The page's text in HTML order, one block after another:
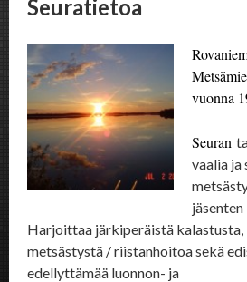
Seuratietoa
vuonna
Seuran
vaalia ja
jäsenten
Harjoittaa järkiperäistä kalastusta,
metsästystä / riistanhoitoa sekä
edellyttämää luonnon- ja